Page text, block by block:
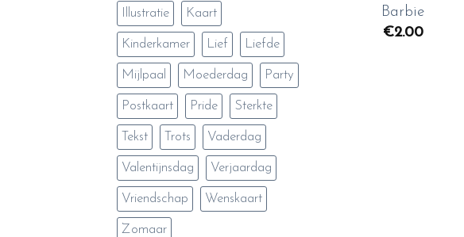
Illustratie Kaart
Kinderkamer Lief Liefde
Mijlpaal Moederdag Party
Postkaart Pride Sterkte
Tekst Trots Vaderdag
Valentijnsdag Verjaardag
Vriendschap Wenskaart
Zomaar
Barbie
€2.00